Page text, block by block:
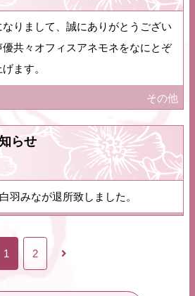
なりまして、誠にありがとうござい
共々オフィスアネモネをなにとぞ
ます。
その他
らせ
羽みなが退所致しました。
1 2